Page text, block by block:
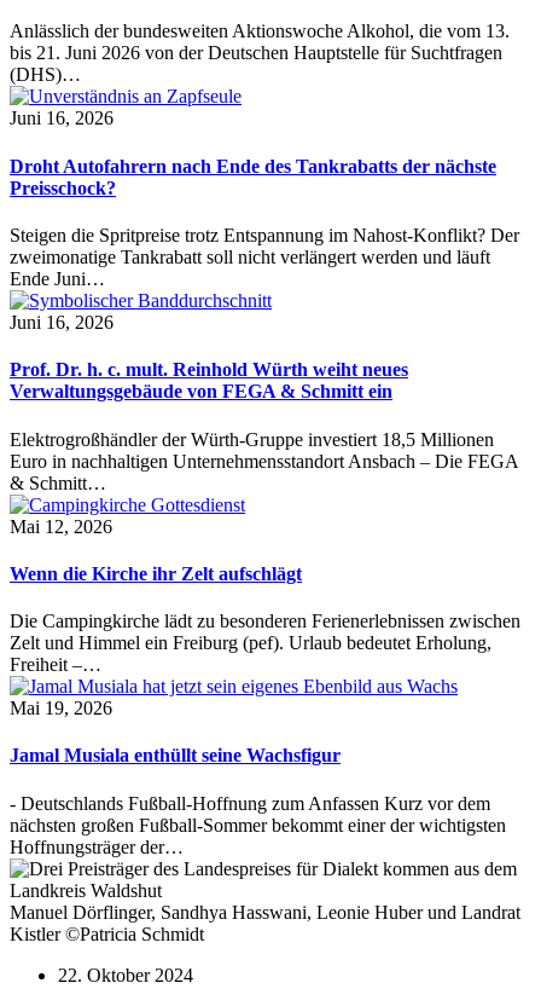
Anlässlich der bundesweiten Aktionswoche Alkohol, die vom 13.
bis 21. Juni 2026 von der Deutschen Hauptstelle für Suchtfragen
(DHS)…
Juni 16, 2026
Droht Autofahrern nach Ende des Tankrabatts der nächste
Preisschock?
Steigen die Spritpreise trotz Entspannung im Nahost-Konflikt? Der
zweimonatige Tankrabatt soll nicht verlängert werden und läuft
Ende Juni…
Juni 16, 2026
Prof. Dr. h. c. mult. Reinhold Würth weiht neues
Verwaltungsgebäude von FEGA & Schmitt ein
Elektrogroßhändler der Würth-Gruppe investiert 18,5 Millionen
Euro in nachhaltigen Unternehmensstandort Ansbach – Die FEGA
& Schmitt…
Mai 12, 2026
Wenn die Kirche ihr Zelt aufschlägt
Die Campingkirche lädt zu besonderen Ferienerlebnissen zwischen
Zelt und Himmel ein Freiburg (pef). Urlaub bedeutet Erholung,
Freiheit –…
Mai 19, 2026
Jamal Musiala enthüllt seine Wachsfigur
- Deutschlands Fußball-Hoffnung zum Anfassen Kurz vor dem
nächsten großen Fußball-Sommer bekommt einer der wichtigsten
Hoffnungsträger der…
Manuel Dörflinger, Sandhya Hasswani, Leonie Huber und Landrat
Kistler ©Patricia Schmidt
22. Oktober 2024